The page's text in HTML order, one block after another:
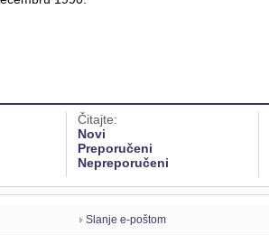
Čitajte:
Novi
Preporučeni
Nepreporučeni
Slanje e-poštom